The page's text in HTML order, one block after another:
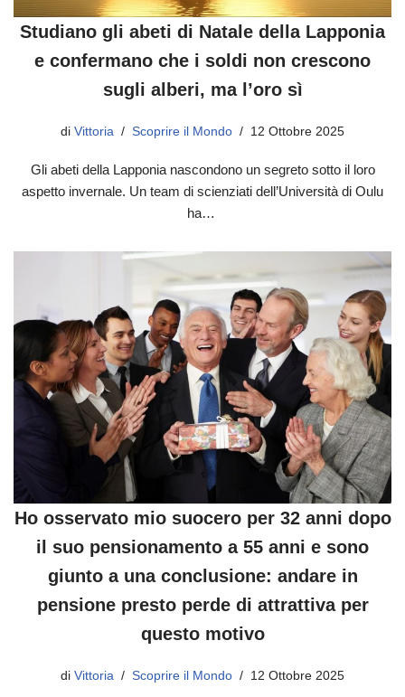
Studiano gli abeti di Natale della Lapponia
e confermano che i soldi non crescono
sugli alberi, ma l’oro sì
di Vittoria Scoprire il Mondo 12 Ottobre 2025
Gli abeti della Lapponia nascondono un segreto sotto il loro
aspetto invernale. Un team di scienziati dell’Università di Oulu
ha…
Ho osservato mio suocero per 32 anni dopo
il suo pensionamento a 55 anni e sono
giunto a una conclusione: andare in
pensione presto perde di attrattiva per
questo motivo
di Vittoria Scoprire il Mondo 12 Ottobre 2025